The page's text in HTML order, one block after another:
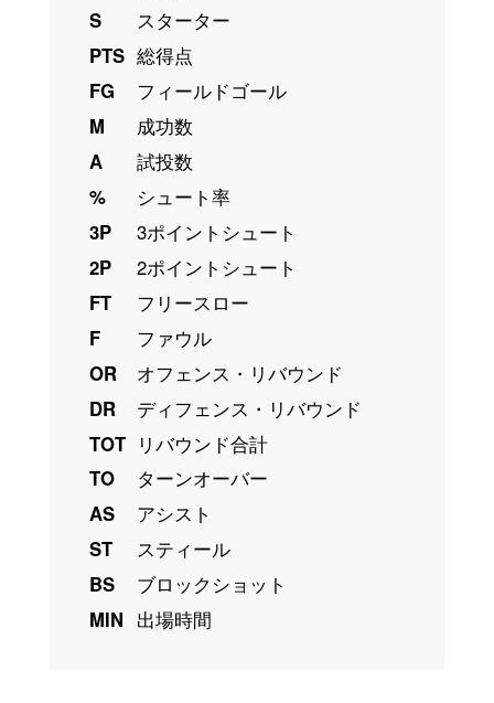
S
スターター
PTS 総得点
FG
フィールドゴール
M
成功数
A
試投数
%
シュート率
3P
3ポイントシュート
2P
2ポイントシュート
FT
フリースロー
F
ファウル
OR
オフェンス・リバウンド
DR
ディフェンス・リバウンド
TOT リバウンド合計
TO
ターンオーバー
AS
アシスト
ST
スティール
BS
ブロックショット
MIN 出場時間